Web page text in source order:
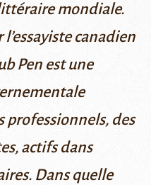
mondiale.
canadien
Pen est une
professionnels, des
actifs dans
Dans quelle